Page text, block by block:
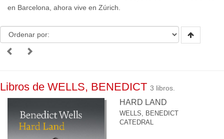
en Barcelona, ahora vive en Zúrich.
Libros de WELLS, BENEDICT 3 libros.
HARD LAND
WELLS, BENEDICT
CATEDRAL